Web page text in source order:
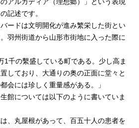
アルカディア（理想郷）」という表現
記述です。
ードは文明開化が進み繁栄した街とい
羽州街道から山形市街地に入った際に
1千の繫盛している町である。少し高ま
しており、大通りの奥の正面に堂々と
会には珍しく重量感がある。」
館については以下のように書いていま
、丸屋根があって、百五十人の患者を